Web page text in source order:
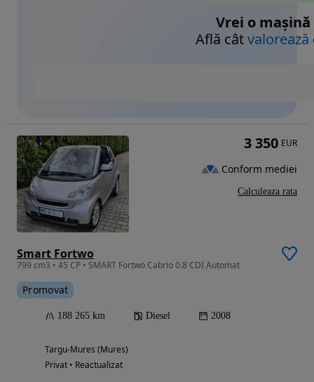
Vrei o mașină
Află câtvalorează
Smart Fortwo
799 cm3 • 45 CP • SMART Fortwo Cabrio 0.8 CDI Automat
Promovat
188 265 km Diesel 2008
Targu-Mures (Mures)
Privat • Reactualizat
3 350 EUR
Conform mediei
Calculeaza rata